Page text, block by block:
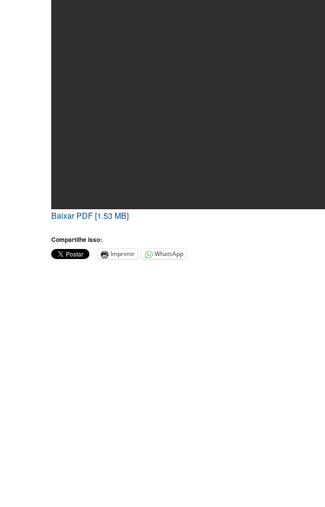
Baixar PDF [1.53 MB]
Compartilhe isso:
Imprimir WhatsApp